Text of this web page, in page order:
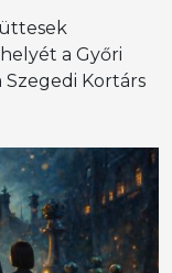
a Győri
Szegedi Kortárs